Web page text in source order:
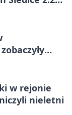
w rejonie
nieletni